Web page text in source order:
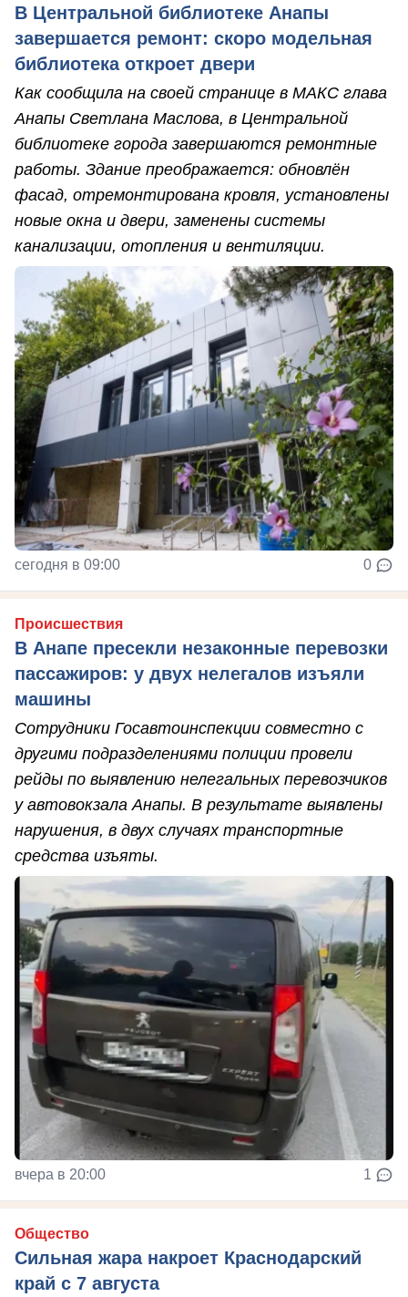
В Центральной библиотеке Анапы
завершается ремонт: скоро модельная
библиотека откроет двери
Как сообщила на своей странице в МАКС глава
Анапы Светлана Маслова, в Центральной
библиотеке города завершаются ремонтные
работы. Здание преображается: обновлён
фасад, отремонтирована кровля, установлены
новые окна и двери, заменены системы
канализации, отопления и вентиляции.
сегодня в 09:00 0
Происшествия
В Анапе пресекли незаконные перевозки
пассажиров: у двух нелегалов изъяли
машины
Сотрудники Госавтоинспекции совместно с
другими подразделениями полиции провели
рейды по выявлению нелегальных перевозчиков
у автовокзала Анапы. В результате выявлены
нарушения, в двух случаях транспортные
средства изъяты.
вчера в 20:00 1
Общество
Сильная жара накроет Краснодарский
край с 7 августа